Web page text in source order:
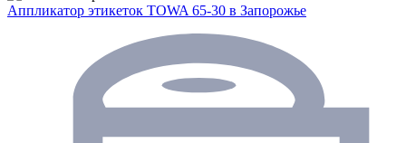
Аппликатор этикеток TOWA 65-30 в Запорожье